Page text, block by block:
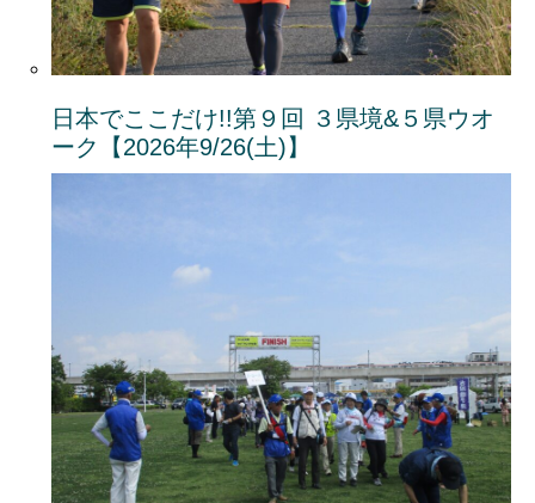
日本でここだけ!!第９回 ３県境&５県ウオ
ーク【2026年9/26(土)】